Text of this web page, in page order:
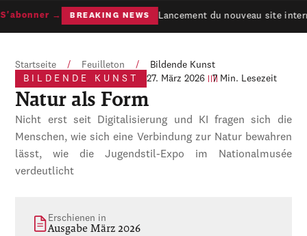
→ BREAKING NEWS Lancement du nouveau site
Startseite / Feuilleton /
Bildende Kunst
BILDENDE KUNST
27. März 2026 7 Min. Lesezeit
Natur als Form
Nicht erst seit Digitalisierung und KI fragen sich die
Menschen, wie sich eine Verbindung zur Natur bewahren
lässt, wie die Jugendstil-Expo im Nationalmusée
verdeutlicht
Erschienen in
Ausgabe März 2026